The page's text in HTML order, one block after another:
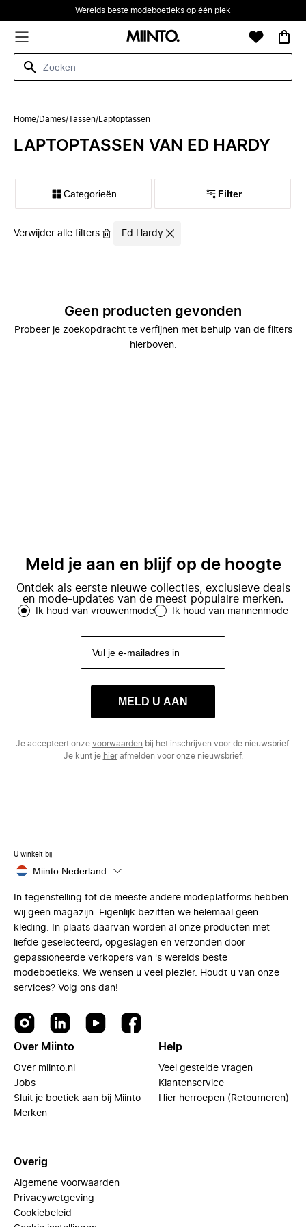
Werelds beste modeboetieks op één plek
Home/Dames/Tassen/ Laptoptassen
LAPTOPTASSEN VAN ED HARDY
Categorieën Filter
Verwijder alle filters Ed Hardy
Geen producten gevonden
Probeer je zoekopdracht te verfijnen met behulp van de filters
hierboven.
Meld je aan en blijf op de hoogte
Ontdek als eerste nieuwe collecties, exclusieve deals
en mode-updates van de meest populaire merken.
Ik houd van vrouwenmode Ik houd van mannenmode
MELD U AAN
Je accepteert onze voorwaarden bij het inschrijven voor de nieuwsbrief.
Je kunt je hierafmelden voor onze nieuwsbrief.
U winkelt bij
Miinto Nederland
In tegenstelling tot de meeste andere modeplatforms hebben
wij geen magazijn. Eigenlijk bezitten we helemaal geen
kleding. In plaats daarvan worden al onze producten met
liefde geselecteerd, opgeslagen en verzonden door
gepassioneerde verkopers van 's werelds beste
modeboetieks. We wensen u veel plezier. Houdt u van onze
services? Volg ons dan!
Over Miinto
Over miinto.nl
Jobs
Sluit je boetiek aan bij Miinto
Merken
Help
Veel gestelde vragen
Klantenservice
Hier herroepen (Retourneren)
Overig
Algemene voorwaarden
Privacywetgeving
Cookiebeleid